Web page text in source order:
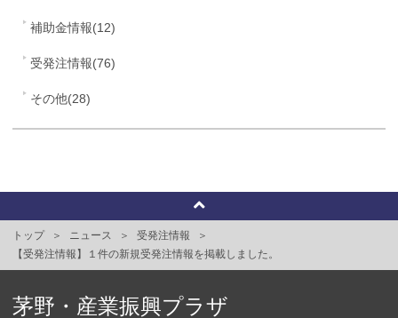
補助金情報(12)
受発注情報(76)
その他(28)
トップ ニュース
受発注情報
【受発注情報】１件の新規受発注情報を掲載しました。
茅野・産業振興プラザ